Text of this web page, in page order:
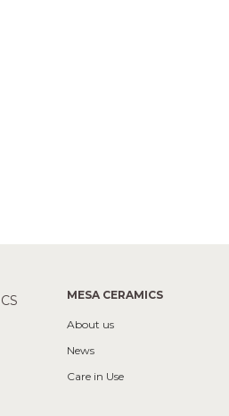
MESA CERAMICS
About us
News
Care in Use